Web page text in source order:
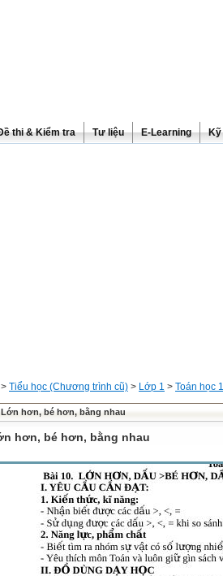
thi & Kiểm tra Tư liệu E-Learning Kỹ
> Tiểu học (Chương trình cũ) > Lớp 1 > Toán học 1
Lớn hơn, bé hơn, bằng nhau
hơn, bé hơn, bằng nhau